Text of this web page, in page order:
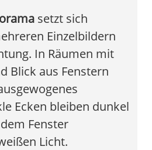
setzt sich
Einzelbildern
In Räumen mit
Blick aus Fenstern
Ecken bleiben dunkel
Fenster
Licht.